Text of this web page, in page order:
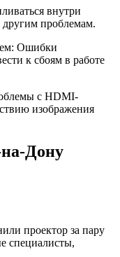
внутри
другим проблемам.
Ошибки
к сбоям в работе
с HDMI-
изображения
Дону
проектор за пару
специалисты,